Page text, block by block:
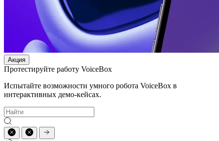
Акция
Протестируйте работу VoiceBox
Испытайте возможности умного робота VoiceBox в
интерактивных демо-кейсах.